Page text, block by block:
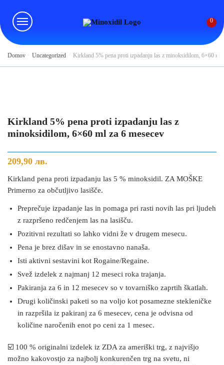
navigation
content
0
Domov Uncategorized Kirkland 5% pena proti izpadanju las z minoksidilom, 6×60 ml
Kirkland 5% pena proti izpadanju las z
minoksidilom, 6×60 ml za 6 mesecev
209,90 лв.
Kirkland pena proti izpadanju las 5 % minoksidil. ZA MOŠKE
Primerno za občutljivo lasišče.
Preprečuje izpadanje las in pomaga pri rasti novih las pri ljudeh
z razpršeno redčenjem las na lasišču.
Pozitivni rezultati so lahko vidni že v drugem mesecu.
Pena je brez dišav in se enostavno nanaša.
Isti aktivni sestavini kot Rogaine/Regaine.
Svež izdelek z najmanj 12 meseci roka trajanja.
Pakiranja za 6 in 12 mesecev so v tovarniško zaprtih škatlah.
Drugi količinski paketi so na voljo kot posamezne stekleničke
in razpršila iz pakiranj za 6 mesecev, cena je odvisna od
količine naročenih enot po ceni za 1 mesec.
☑️ 100 % originalni izdelek iz ZDA za ameriški trg, z najvišjo
možno kakovostjo za najbolj konkurenčen trg na svetu, ni